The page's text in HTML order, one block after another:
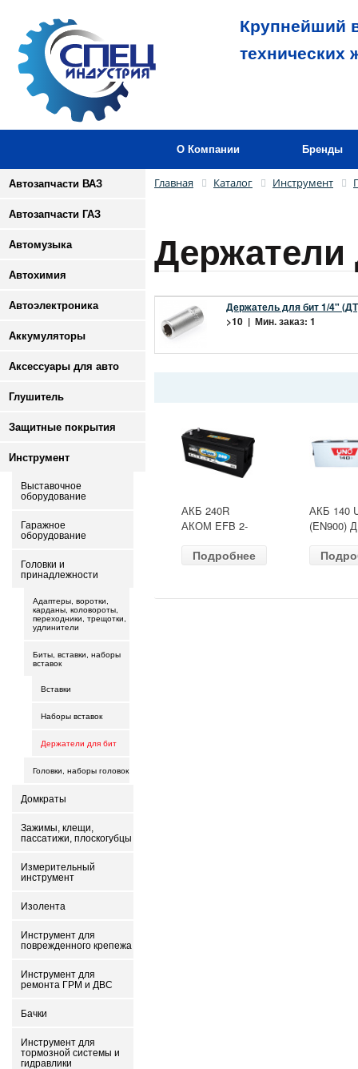
Крупнейший
технических
О Компании Бренды
Автозапчасти ВАЗ
Автозапчасти ГАЗ
Автомузыка
Автохимия
Автоэлектроника
Аккумуляторы
Аксессуары для авто
Глушитель
Защитные покрытия
Инструмент
Выставочное
оборудование
Гаражное
оборудование
Головки и
принадлежности
Адаптеры, воротки,
карданы, коловороты,
переходники, трещотки,
удлинители
Биты, вставки, наборы
вставок
Вставки
Наборы вставок
Держатели для бит
Головки, наборы головок
Домкраты
Зажимы, клещи,
пассатижи, плоскогубцы
Измерительный
инструмент
Изолента
Инструмент для
поврежденного крепежа
Инструмент для
ремонта ГРМ и ДВС
Бачки
Инструмент для
тормозной системы и
гидравлики
Главная Каталог Инструмент
Держатели
Держатель для бит 1/4"
>10 | Мин. заказ: 1
АКБ 240R
АКОМ EFB 2-
(EN1500) ДШВ
Подробнее
АКБ 140
(EN900)
залит